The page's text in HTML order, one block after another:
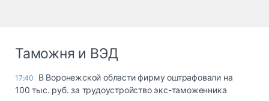
Таможня и ВЭД
17:40
В Воронежской области фирму оштрафовали на
100 тыс. руб. за трудоустройство экс-таможенника